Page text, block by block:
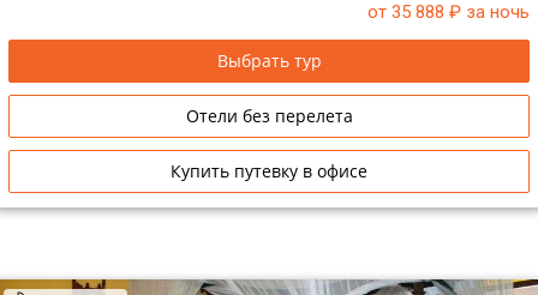
от 35 888 ₽ за ночь
Выбрать тур
Отели без перелета
Купить путевку в офисе
Лучшие отели 3* звезды
Сетевые отели Турции